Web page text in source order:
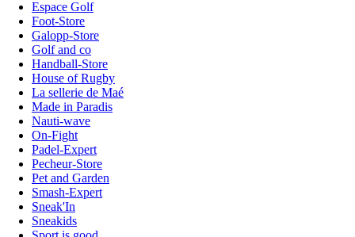
Espace Golf
Foot-Store
Galopp-Store
Golf and co
Handball-Store
House of Rugby
La sellerie de Maé
Made in Paradis
Nauti-wave
On-Fight
Padel-Expert
Pecheur-Store
Pet and Garden
Smash-Expert
Sneak'In
Sneakids